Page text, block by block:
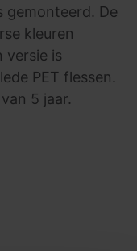
gemonteerd. De
kleuren
versie is
PET flessen.
5 jaar.